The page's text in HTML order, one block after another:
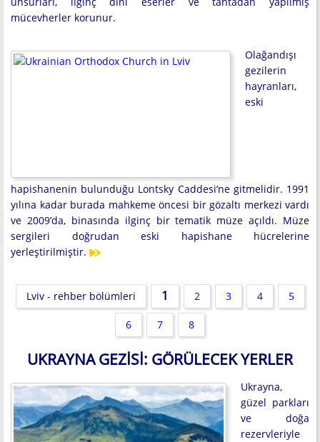
mücevherler korunur.
Olağandışı
gezilerin
hayranları,
eski
hapishanenin bulunduğu Lontsky Caddesi’ne gitmelidir. 1991
yılına kadar burada mahkeme öncesi bir gözaltı merkezi vardı
ve 2009’da, binasında ilginç bir tematik müze açıldı. Müze
sergileri doğrudan eski hapishane hücrelerine
yerleştirilmiştir.
Lviv - rehber bölümleri 1 2 3 4 5
6 7 8
UKRAYNA GEZISI: GÖRÜLECEK YERLER
Ukrayna,
güzel parkları
ve doğa
rezervleriyle